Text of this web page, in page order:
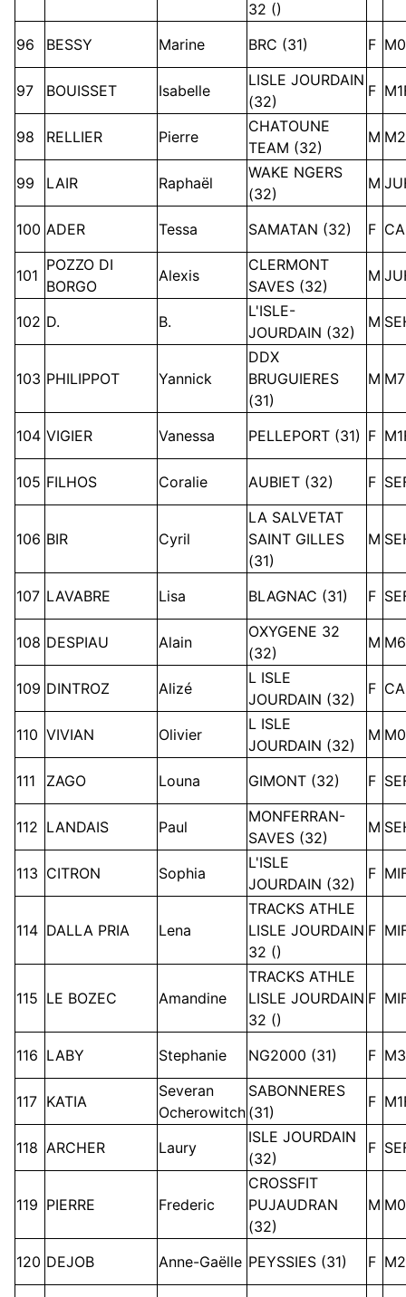
32 ()
96
BESSY Marine BRC (31) F
97 BOUISSET Isabelle
LISLE JOURDAIN
(32)
F
98 RELLIER Pierre
CHATOUNE
TEAM (32)
M
99 LAIR Raphaël
WAKE NGERS
(32)
M
100 ADER Tessa SAMATAN (32) F
101
POZZO DI
BORGO
Alexis
CLERMONT
SAVES (32)
M
102 D. B.
L'ISLE-
JOURDAIN (32)
M
103 PHILIPPOT Yannick
DDX
BRUGUIERES
(31)
M
104 VIGIER Vanessa PELLEPORT (31) F
105 FILHOS Coralie AUBIET (32) F
106 BIR Cyril
LA SALVETAT
SAINT GILLES
(31)
M
107 LAVABRE Lisa BLAGNAC (31) F
108 DESPIAU Alain
OXYGENE 32
(32)
M
109 DINTROZ Alizé
L ISLE
JOURDAIN (32)
F
110 VIVIAN Olivier
L ISLE
JOURDAIN (32)
M
111 ZAGO Louna GIMONT (32) F
112 LANDAIS Paul
MONFERRAN-
SAVES (32)
M
113 CITRON Sophia
L'ISLE
JOURDAIN (32)
F
114 DALLA PRIA Lena
TRACKS ATHLE
LISLE JOURDAIN
32 ()
F
115 LE BOZEC Amandine
TRACKS ATHLE
LISLE JOURDAIN
32 ()
F
116 LABY Stephanie NG2000 (31) F
117 KATIA
Severan
Ocherowitch
SABONNERES
(31)
F
118 ARCHER Laury
ISLE JOURDAIN
(32)
F
119 PIERRE Frederic
CROSSFIT
PUJAUDRAN
(32)
M
120 DEJOB Anne-Gaëlle PEYSSIES (31) F